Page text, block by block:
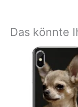
Das könnte